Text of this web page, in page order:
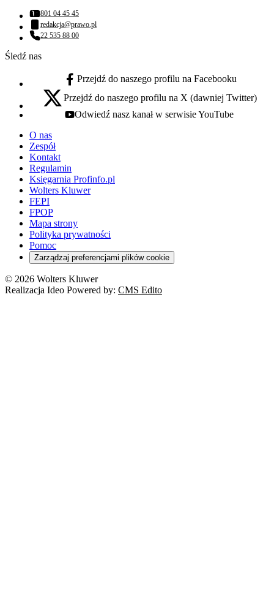
Numer telefonu:
801 04 45 45
Adres email:
redakcja@prawo.pl
Numer telefonu:
22 535 88 00
Śledź nas
facebook - otwiera się w nowej karcie
Przejdź do naszego profilu na Facebooku
x - otwiera się w nowej karcie
Przejdź do naszego profilu na X (dawniej Twitter)
youtube - otwiera się w nowej karcie
Odwiedź nasz kanał w serwisie YouTube
O nas
Zespół
Kontakt
Regulamin
Księgarnia Profinfo.pl
Wolters Kluwer
FEPI
FPOP
Mapa strony
Polityka prywatności
Pomoc
Zarządzaj preferencjami plików cookie
© 2026 Wolters Kluwer
Realizacja Ideo Powered by: CMS Edito